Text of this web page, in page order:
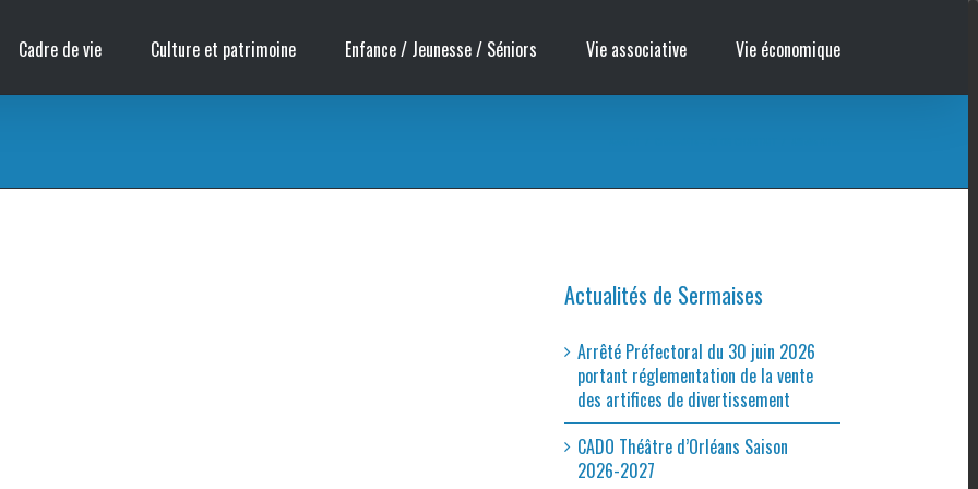
Cadre de vie Culture et patrimoine Enfance / Jeunesse / Séniors Vie associative Vie économique
Actualités de Sermaises
Arrêté Préfectoral du 30 juin 2026
portant réglementation de la vente
des artifices de divertissement
CADO Théâtre d’Orléans Saison
2026-2027